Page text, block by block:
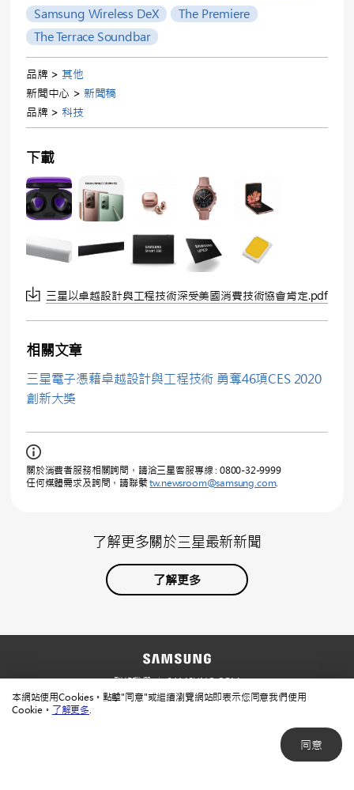
本網站使用Cookies。點擊"同意"或繼續瀏覽網站即表示您同意我們使用
Cookie。 了解更多
同意
Samsung Wireless DeX
The Premiere
The Terrace Soundbar
品牌 > 其他
新聞中心 > 新聞稿
品牌 > 科技
下載
三星以卓越設計與工程技術深受美國消費技術協會肯定.pdf
相關文章
三星電子憑藉卓越設計與工程技術 勇奪46項CES 2020
創新大獎
關於消費者服務相關詢問，請洽三星客服專線 : 0800-32-9999
任何媒體需求及詢問，請聯繫tw.newsroom@samsung.com.
了解更多關於三星最新新聞
了解更多
聯絡我們
SAMSUNG.COM
使用規範
隱私規範